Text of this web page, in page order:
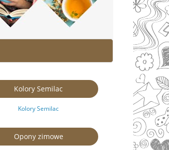
Kolory Semilac
Kolory Semilac
Opony zimowe